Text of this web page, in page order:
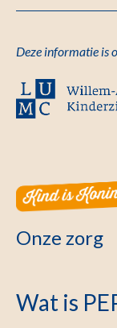
Deze informatie is
Onze zorg
Wat is